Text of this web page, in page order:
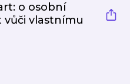
o osobní
vůči vlastnímu